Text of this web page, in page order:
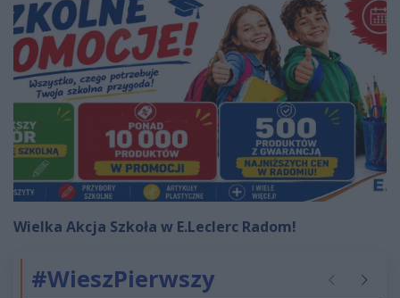
Wielka Akcja Szkoła w E.Leclerc Radom!
#WieszPierwszy Poprzednie